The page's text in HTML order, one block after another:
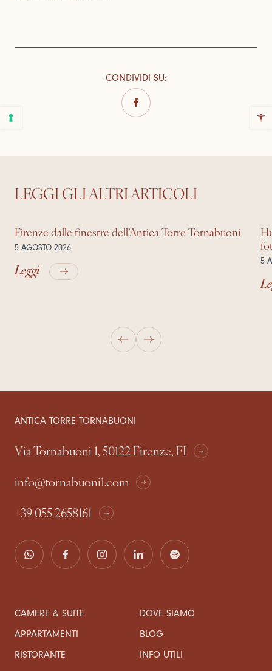
CONDIVIDI SU:
LEGGI GLI ALTRI ARTICOLI
Firenze dalle finestre dell’Antica Torre Tornabuoni
5 AGOSTO 2026
Leggi 5
ANTICA TORRE TORNABUONI
Via Tornabuoni 1, 50122 Firenze, FI
info@tornabuoni1.com
+39 055 2658161
CAMERE & SUITE
APPARTAMENTI
RISTORANTE
DOVE SIAMO
BLOG
INFO UTILI